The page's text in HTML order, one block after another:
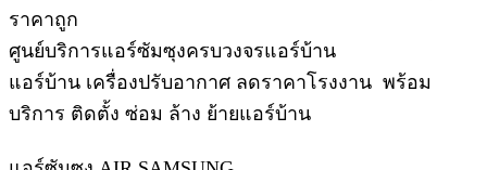
ราคาถูก
ศูนย์บริการแอร์ซัมซุงครบวงจรแอร์บ้าน
แอร์บ้าน เครื่องปรับอากาศ ลดราคาโรงงาน พร้อม
บริการ ติดตั้ง ซ่อม ล้าง ย้ายแอร์บ้าน